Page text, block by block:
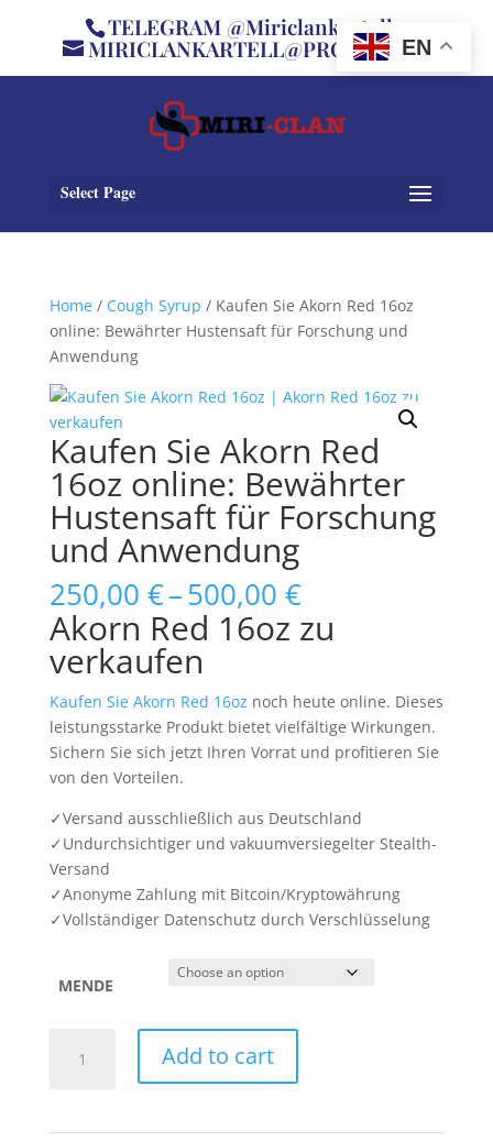
TELEGRAM @Miriclankartell
MIRICLANKARTELL@PROTON.ME
Select Page
Home/ Cough Syrup / Kaufen Sie Akorn Red 16oz
online: Bewährter Hustensaft für Forschung und
Anwendung
Kaufen Sie Akorn Red
16oz online: Bewährter
Hustensaft für Forschung
und Anwendung
250,00 €–500,00 €Price
range:
250,00 €
500,00 €
Akorn Red 16oz zu
verkaufen
Kaufen Sie Akorn Red 16oz noch heute online. Dieses
leistungsstarke Produkt bietet vielfältige Wirkungen.
Sichern Sie sich jetzt Ihren Vorrat und profitieren Sie
von den Vorteilen.
✓Versand ausschließlich aus Deutschland
✓Undurchsichtiger und vakuumversiegelter Stealth-
Versand
✓Anonyme Zahlung mit Bitcoin/Kryptowährung
✓Vollständiger Datenschutz durch Verschlüsselung
MENDE
Add to cart
EN